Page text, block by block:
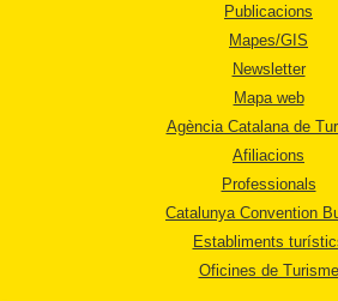
Publicacions
Mapes/GIS
Newsletter
Mapa web
Agència Catalana de
Afiliacions
Professionals
Catalunya Convention
Establiments
Oficines de Turisme